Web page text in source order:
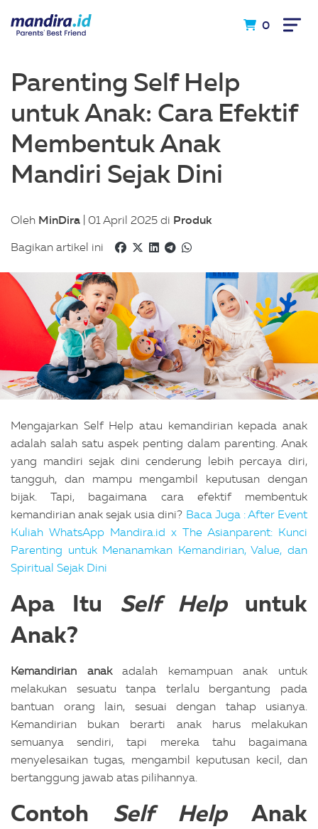
0
Parenting Self Help
untuk Anak: Cara Efektif
Membentuk Anak
Mandiri Sejak Dini
Oleh MinDira | 01 April 2025 di Produk
Bagikan artikel ini
Mengajarkan Self Help atau kemandirian kepada anak
adalah salah satu aspek penting dalam parenting. Anak
yang mandiri sejak dini cenderung lebih percaya diri,
tangguh, dan mampu mengambil keputusan dengan
bijak. Tapi, bagaimana cara efektif membentuk
kemandirian anak sejak usia dini? Baca Juga : After Event
Kuliah WhatsApp Mandira.id x The Asianparent: Kunci
Parenting untuk Menanamkan Kemandirian, Value, dan
Spiritual Sejak Dini
Apa Itu Self Helpuntuk
Anak?
Kemandirian anakadalah kemampuan anak untuk
melakukan sesuatu tanpa terlalu bergantung pada
bantuan orang lain, sesuai dengan tahap usianya.
Kemandirian bukan berarti anak harus melakukan
semuanya sendiri, tapi mereka tahu bagaimana
menyelesaikan tugas, mengambil keputusan kecil, dan
bertanggung jawab atas pilihannya.
Contoh Self Help Anak